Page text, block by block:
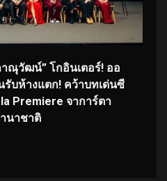
ณุวัฒน์” โกอินเตอร์! ออ
บห้างแตก! คว้าบทเด่นซี
Premiere จาการ์ตา
นาชาติ